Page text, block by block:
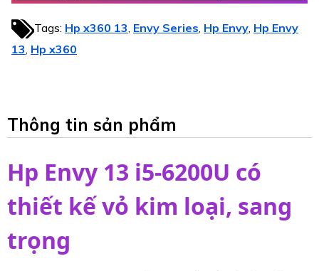
Tags: Hp x360 13 Envy Series Hp Envy Hp Envy
13, Hp x360
Thông tin sản phẩm
Hp Envy 13 i5-6200U có
thiết kế vỏ kim loại, sang
trọng